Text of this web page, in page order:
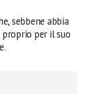
sebbene abbia
per il suo